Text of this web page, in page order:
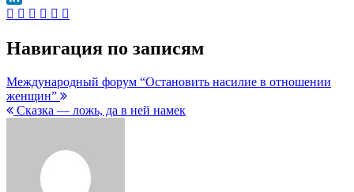
LinkedIn
Навигация по записям
Международный форум “Остановить насилие в отношении
женщин”
Сказка — ложь, да в ней намек